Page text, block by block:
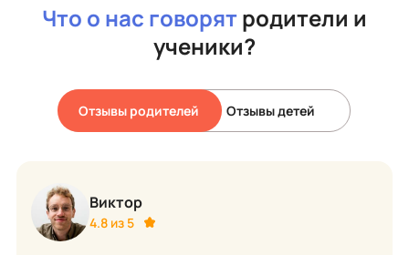
Что о нас говорятродители и
ученики?
Отзывы родителей Отзывы детей
Виктор
4.8 из 5